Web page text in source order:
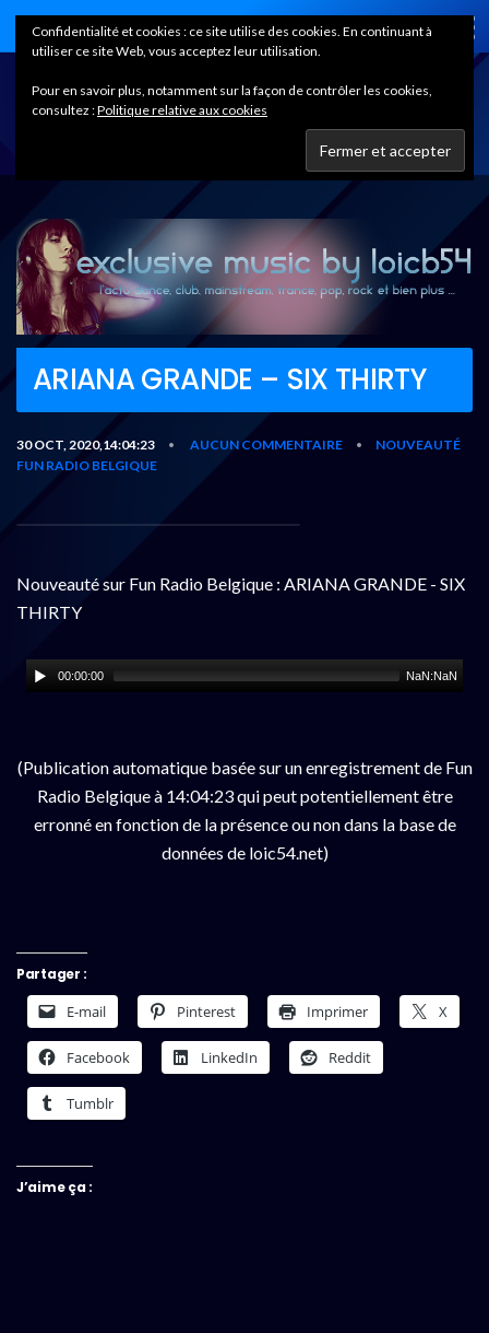
Home
ARIANA GRANDE – SIX THIRTY
30 OCT, 2020,14:04:23 • AUCUN COMMENTAIRE •
NOUVEAUTÉ
FUN RADIO BELGIQUE
Nouveauté sur Fun Radio Belgique : ARIANA GRANDE - SIX
THIRTY
00:00:00 NaN:NaN
(Publication automatique basée sur un enregistrement de Fun
Radio Belgique à 14:04:23 qui peut potentiellement être
erronné en fonction de la présence ou non dans la base de
données de loic54.net)
Partager :
E-mail Pinterest Imprimer X
Facebook LinkedIn Reddit
Tumblr
J’aime ça :
Confidentialité et cookies : ce site utilise des cookies. En continuant à
utiliser ce site Web, vous acceptez leur utilisation.
Pour en savoir plus, notamment sur la façon de contrôler les cookies,
consultez :Politique relative aux cookies